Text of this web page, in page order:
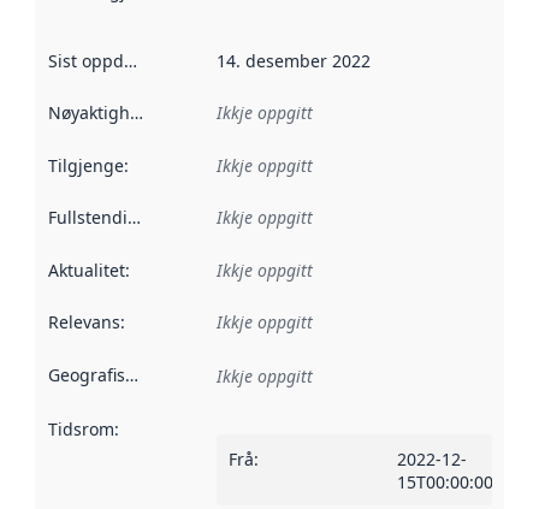
Sist oppdatert 14. desember 2022
Nøyaktigheit Ikkje oppgitt
Tilgjenge: Ikkje oppgitt
Fullstendigheit Ikkje oppgitt
Aktualitet: Ikkje oppgitt
Relevans: Ikkje oppgitt
Geografisk område Ikkje oppgitt
Tidsrom:
Frå:
2022-12-
15T00:00:00Z